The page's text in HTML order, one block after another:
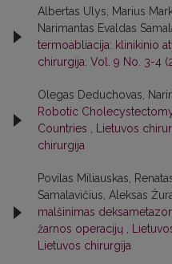
Albertas Ulys, Marius
Narimantas Evaldas
termoabliacija: klinikinio
chirurgija: Vol. 9 No. 3-4
Olegas Deduchovas,
Robotic
Countries
Lietuvos
chirurgija
Povilas Miliauskas,
Samalavičius, Aleksas
malšinimas
žarnos operacijų
Lietuvos chirurgija